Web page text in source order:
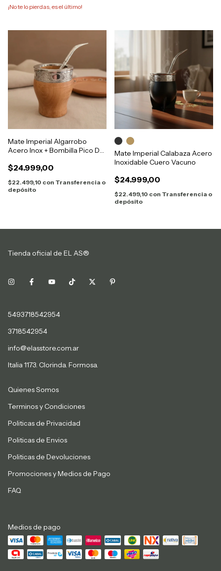
¡No te lo pierdas, es el último!
Mate Imperial Algarrobo
Acero Inox + Bombilla Pico De
$24.999,00
$22.499,10 con Transferencia o
depósito
Mate Imperial Calabaza Acero
Inoxidable Cuero Vacuno
$24.999,00
$22.499,10 con Transferencia o
depósito
Tienda oficial de EL AS®
5493718542954
3718542954
info@elasstore.com.ar
Italia 1173. Clorinda. Formosa.
Quienes Somos
Terminos y Condiciones
Politicas de Privacidad
Politicas de Envios
Politicas de Devoluciones
Promociones y Medios de Pago
FAQ
Medios de pago